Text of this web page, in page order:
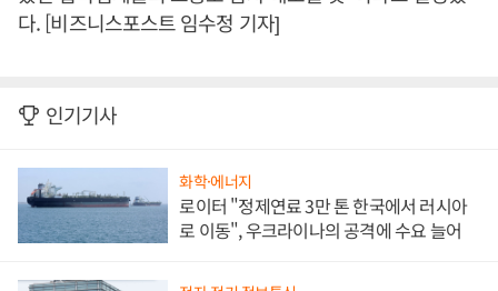
다. [비즈니스포스트 임수정 기자]
인기기사
화학·에너지
로이터 "정제연료 3만 톤 한국에서 러시아
로 이동", 우크라이나의 공격에 수요 늘어